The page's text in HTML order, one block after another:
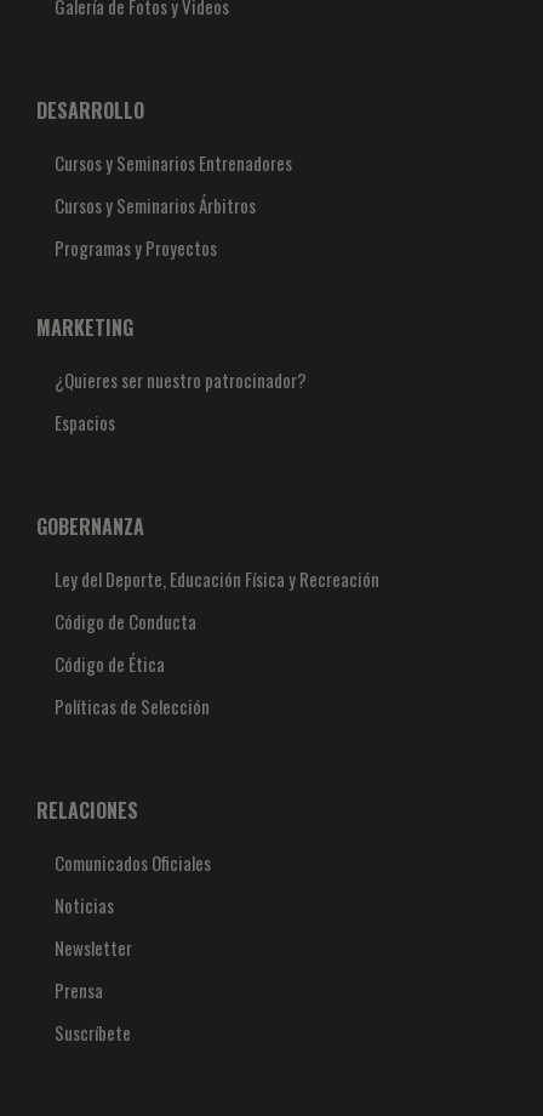
Galería de Fotos y Videos
DESARROLLO
Cursos y Seminarios Entrenadores
Cursos y Seminarios Árbitros
Programas y Proyectos
MARKETING
¿Quieres ser nuestro patrocinador?
Espacios
GOBERNANZA
Ley del Deporte, Educación Física y Recreación
Código de Conducta
Código de Ética
Políticas de Selección
RELACIONES
Comunicados Oficiales
Noticias
Newsletter
Prensa
Suscríbete